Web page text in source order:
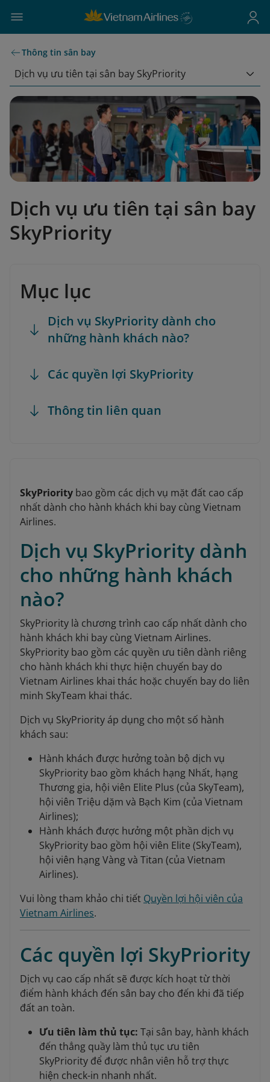
Thông tin sân bay
Dịch vụ ưu tiên tại sân bay SkyPriority
Dịch vụ ưu tiên tại sân bay
SkyPriority
Mục lục
Dịch vụ SkyPriority dành cho
những hành khách nào?
Các quyền lợi SkyPriority
Thông tin liên quan
SkyPriority bao gồm các dịch vụ mặt đất cao cấp
nhất dành cho hành khách khi bay cùng Vietnam
Airlines.
Dịch vụ SkyPriority dành
cho những hành khách
nào?
SkyPriority là chương trình cao cấp nhất dành cho
hành khách khi bay cùng Vietnam Airlines.
SkyPriority bao gồm các quyền ưu tiên dành riêng
cho hành khách khi thực hiện chuyến bay do
Vietnam Airlines khai thác hoặc chuyến bay do liên
minh SkyTeam khai thác.
Dịch vụ SkyPriority áp dụng cho một số hành
khách sau:
Hành khách được hưởng toàn bộ dịch vụ
SkyPriority bao gồm khách hạng Nhất, hạng
Thương gia, hội viên Elite Plus (của SkyTeam),
hội viên Triệu dặm và Bạch Kim (của Vietnam
Airlines);
Hành khách được hưởng một phần dịch vụ
SkyPriority bao gồm hội viên Elite (SkyTeam),
hội viên hạng Vàng và Titan (của Vietnam
Airlines).
Vui lòng tham khảo chi tiết Quyền lợi hội viên của
Vietnam Airlines.
Các quyền lợi SkyPriority
Dịch vụ cao cấp nhất sẽ được kích hoạt từ thời
điểm hành khách đến sân bay cho đến khi đã tiếp
đất an toàn.
Ưu tiên làm thủ tục: Tại sân bay, hành khách
đến thẳng quầy làm thủ tục ưu tiên
SkyPriority để được nhân viên hỗ trợ thực
hiện check-in nhanh nhất.